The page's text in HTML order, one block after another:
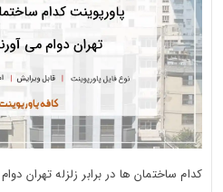
کدام ساختمان‌ ها در برابر زلزله تهران